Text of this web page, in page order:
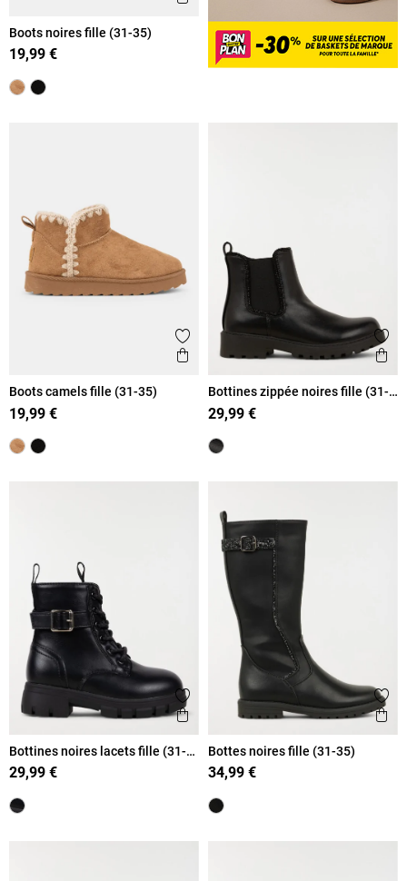
Boots noires fille (31-35)
19,99 €
Ajouter aux favoris
Aperçu rapide
Boots camels fille (31-35)
19,99 €
Bottines zippée noires fille (31-
36)
29,99 €
Ajouter aux favoris
Aperçu rapide
Bottines noires lacets fille (31-
37)
29,99 €
Bottes noires fille (31-35)
34,99 €